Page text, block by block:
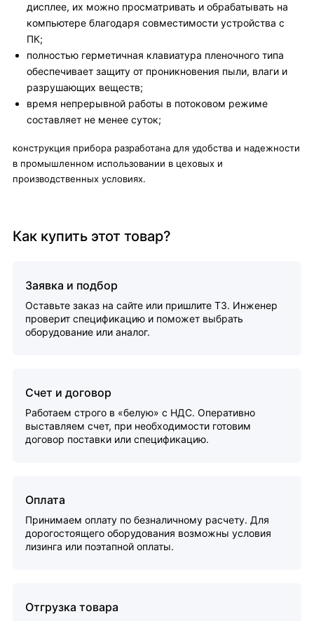
дисплее, их можно просматривать и обрабатывать на
компьютере благодаря совместимости устройства с
ПК;
полностью герметичная клавиатура пленочного типа
обеспечивает защиту от проникновения пыли, влаги и
разрушающих веществ;
время непрерывной работы в потоковом режиме
составляет не менее суток;
конструкция прибора разработана для удобства и надежности
в промышленном использовании в цеховых и
производственных условиях.
Как купить этот товар?
Заявка и подбор
Оставьте заказ на сайте или пришлите ТЗ. Инженер
проверит спецификацию и поможет выбрать
оборудование или аналог.
Счет и договор
Работаем строго в «белую» с НДС. Оперативно
выставляем счет, при необходимости готовим
договор поставки или спецификацию.
Оплата
Принимаем оплату по безналичному расчету. Для
дорогостоящего оборудования возможны условия
лизинга или поэтапной оплаты.
Отгрузка товара